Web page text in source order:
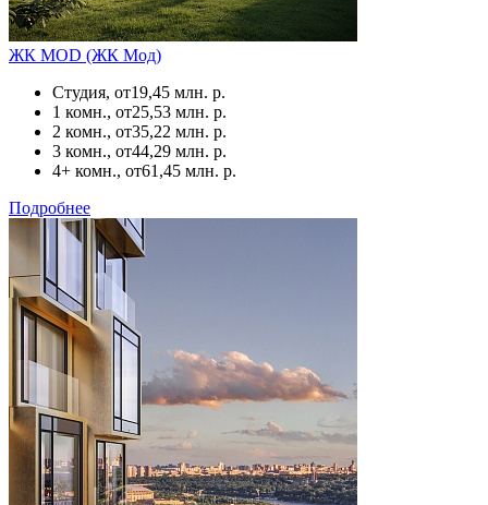
ЖК MOD (ЖК Мод)
Студия, от19,45 млн. р.
1 комн., от25,53 млн. р.
2 комн., от35,22 млн. р.
3 комн., от44,29 млн. р.
4+ комн., от61,45 млн. р.
Подробнее